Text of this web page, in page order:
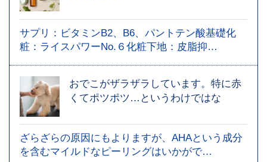
サプリ：ビタミンB2、B6、パントテン酸基礎化
粧：ライスパワーNo.６化粧下地：皮脂抑…
おでこがザラザラしています。特に赤
くてポツポツ…というわけではな
ざらざらの原因にもよりますが、AHAという成分
を含むマイルドなピーリングはいかがで…